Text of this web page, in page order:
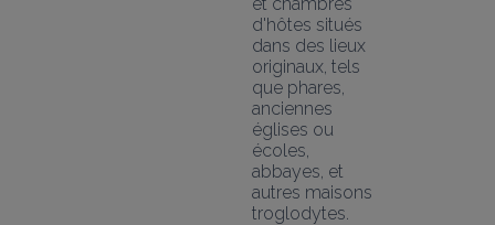
d'hôtes situés
dans des lieux
originaux, tels
que phares,
anciennes
églises ou
écoles,
abbayes, et
autres maisons
troglodytes.